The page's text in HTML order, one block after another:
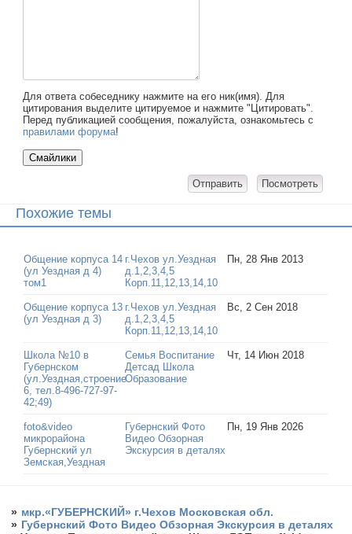
Для ответа собеседнику нажмите на его ник(имя). Для
цитирования выделите цитируемое и нажмите "Цитировать".
Перед публикацией сообщения, пожалуйста, ознакомьтесь с
правилами форума!
Похожие темы
Общение корпуса 14
(ул Уездная д 4)
том1
г.Чехов ул.Уездная
д.1,2,3,4,5
Корп.11,12,13,14,10
Пн, 28 Янв 2013
Общение корпуса 13
(ул Уездная д 3)
г.Чехов ул.Уездная
д.1,2,3,4,5
Корп.11,12,13,14,10
Вс, 2 Сен 2018
Школа №10 в
Губернском
(ул.Уездная,строение
6, тел.8-496-727-97-
42;49)
Семья Воспитание
Детсад Школа
Образование
Чт, 14 Июн 2018
foto&video
микрорайона
Губернский ул
Земская,Уездная
Губернский Фото
Видео Обзорная
Экскурсия в деталях
Пн, 19 Янв 2026
» мкр.«ГУБЕРНСКИЙ» г.Чехов Московская обл.
» Губернский Фото Видео Обзорная Экскурсия в деталях